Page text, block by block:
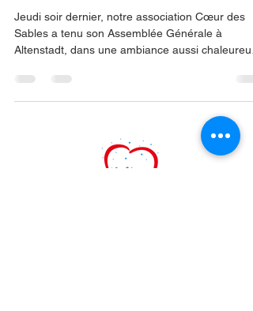
Jeudi soir dernier, notre association Cœur des
Sables a tenu son Assemblée Générale à
Altenstadt, dans une ambiance aussi
estival, de nombreux adhérents, bénévoles,
partenaires et soutiens de l’association ont
répondu présents pour partager ce moment
important de la vie associative. Une belle preuve
de l’attachement et de l’engagement qui
Cœur des Sables depuis toutes ces années.